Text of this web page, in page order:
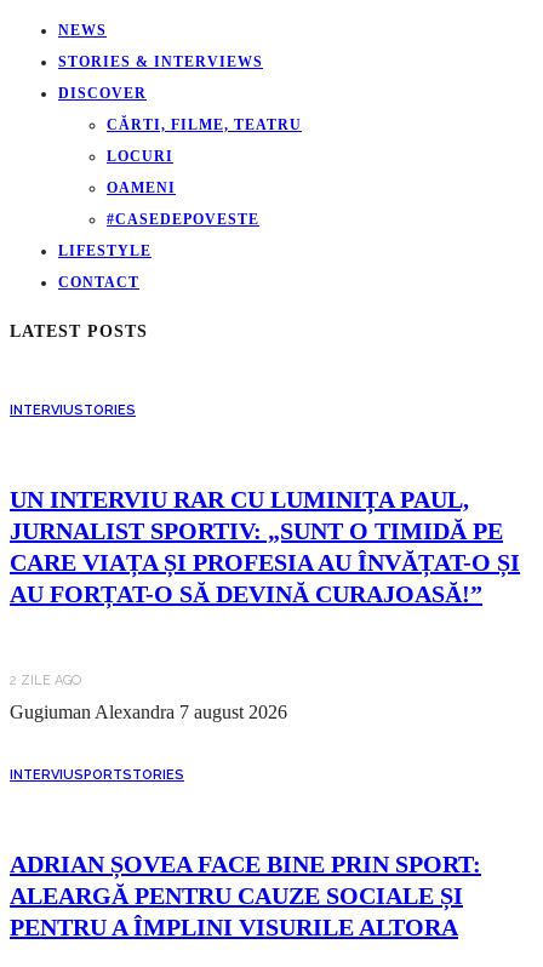
NEWS
STORIES & INTERVIEWS
DISCOVER
CĂRTI, FILME, TEATRU
LOCURI
OAMENI
#CASEDEPOVESTE
LIFESTYLE
CONTACT
LATEST POSTS
INTERVIUSTORIES
UN INTERVIU RAR CU LUMINIȚA PAUL,
JURNALIST SPORTIV: „SUNT O TIMIDĂ PE
CARE VIAȚA ȘI PROFESIA AU ÎNVĂȚAT-O ȘI
AU FORȚAT-O SĂ DEVINĂ CURAJOASĂ!”
2 ZILE AGO
Gugiuman Alexandra 7 august 2026
INTERVIUSPORTSTORIES
ADRIAN ȘOVEA FACE BINE PRIN SPORT:
ALEARGĂ PENTRU CAUZE SOCIALE ȘI
PENTRU A ÎMPLINI VISURILE ALTORA